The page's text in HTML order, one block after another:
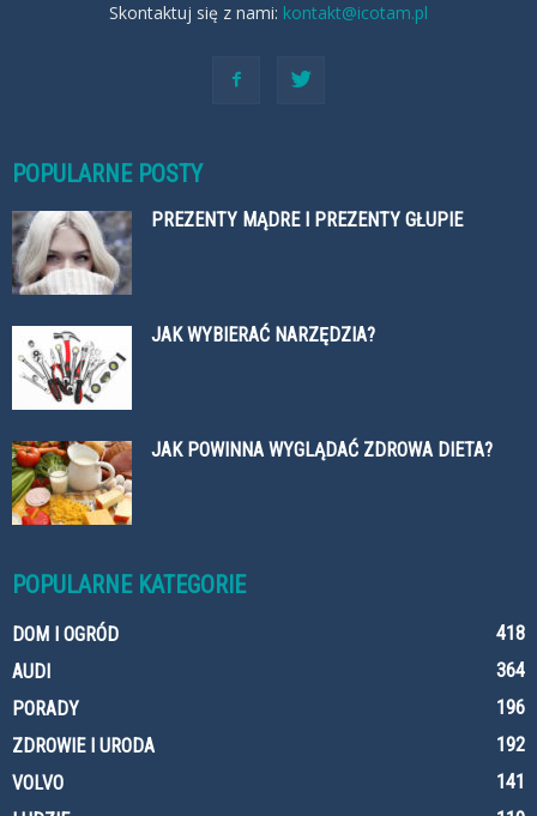
Skontaktuj się z nami: kontakt@icotam.pl
POPULARNE POSTY
PREZENTY MĄDRE I PREZENTY GŁUPIE
JAK WYBIERAĆ NARZĘDZIA?
JAK POWINNA WYGLĄDAĆ ZDROWA DIETA?
POPULARNE KATEGORIE
DOM I OGRÓD
418
AUDI
364
PORADY
196
ZDROWIE I URODA
192
VOLVO
141